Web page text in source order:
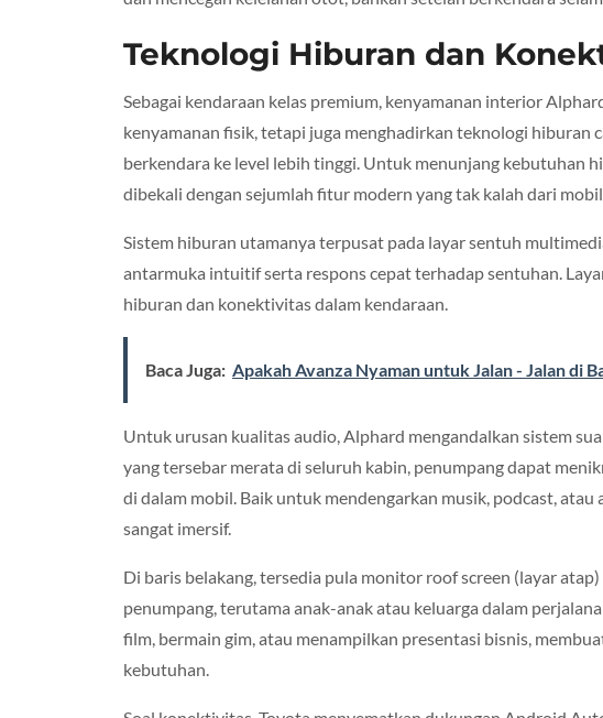
Teknologi Hiburan dan
Sebagai kendaraan kelas premium, kenyamanan interior
kenyamanan fisik, tetapi juga menghadirkan teknologi hiburan
berkendara ke level lebih tinggi. Untuk menunjang kebutuhan
dibekali dengan sejumlah fitur modern yang tak kalah dari
Sistem hiburan utamanya terpusat pada layar sentuh
antarmuka intuitif serta respons cepat terhadap sentuhan.
hiburan dan konektivitas dalam kendaraan.
Baca Juga: Apakah Avanza Nyaman untuk Jalan - Jalan di
Untuk urusan kualitas audio, Alphard mengandalkan sistem
yang tersebar merata di seluruh kabin, penumpang dapat
di dalam mobil. Baik untuk mendengarkan musik, podcast,
sangat imersif.
Di baris belakang, tersedia pula monitor roof screen (layar
penumpang, terutama anak-anak atau keluarga dalam
film, bermain gim, atau menampilkan presentasi bisnis,
kebutuhan.